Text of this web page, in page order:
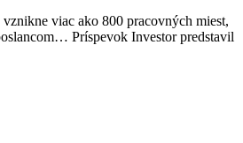
viac ako 800 pracovných miest,
Príspevok Investor predstavil